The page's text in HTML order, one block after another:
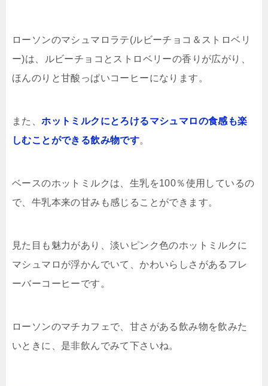
ローソンのマシュマロラテ(ルビーチョコ＆ストロベリ
ー)は、ルビーチョコとストロベリーの香りが広がり、
ほんのりと甘酸っぱいコーヒーになります。
また、ホットミルクにとろけるマシュマロの食感も楽
しむことができる飲み物です。
ベースのホットミルクは、生乳を100％使用しているの
で、牛乳本来の甘みも感じることができます。
見た目も魅力があり、淡いピンク色のホットミルクに
マシュマロが浮かんでいて、かわいらしさがあるフレ
ーバーコーヒーです。
ローソンのマチカフェで、甘さがある飲み物を飲みた
いときに、是非飲んでみて下さいね。